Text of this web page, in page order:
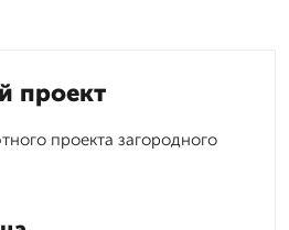
проект
проекта загородного